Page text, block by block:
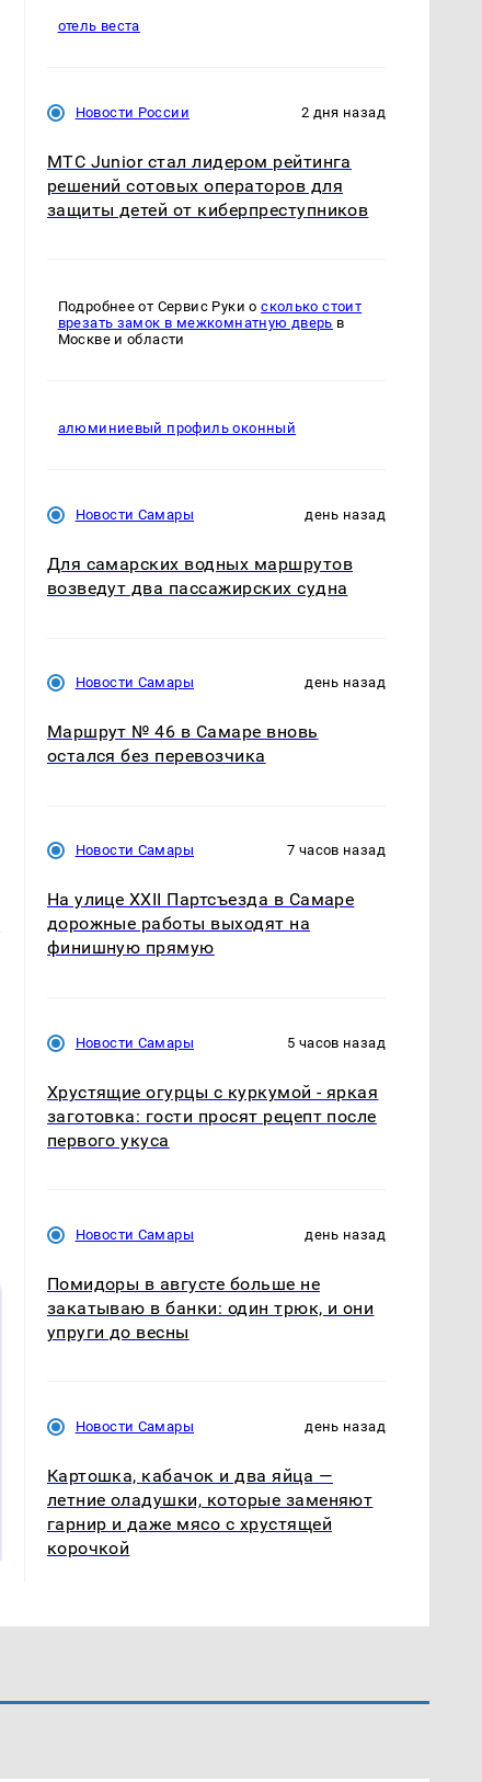
В ОАЭ произошло
жестокое убийство
криптомиллионера
Все новости по
падению вертолета на
отель веста
Новости России 2 дня назад
МТС Junior стал лидером рейтинга
решений сотовых операторов для
защиты детей от киберпреступников
Подробнее от Сервис Руки осколько стоит
врезать замок в межкомнатную дверь в
Москве и области
алюминиевый профиль оконный
Новости Самары день назад
Для самарских водных маршрутов
возведут два пассажирских судна
Новости Самары день назад
Маршрут № 46 в Самаре вновь
остался без перевозчика
Новости Самары 7 часов назад
На улице XXII Партсъезда в Самаре
дорожные работы выходят на
финишную прямую
Новости Самары 5 часов назад
Хрустящие огурцы с куркумой - яркая
заготовка: гости просят рецепт после
первого укуса
Новости Самары день назад
Помидоры в августе больше не
закатываю в банки: один трюк, и они
упруги до весны
Новости Самары день назад
Картошка, кабачок и два яйца —
летние оладушки, которые заменяют
гарнир и даже мясо с хрустящей
корочкой